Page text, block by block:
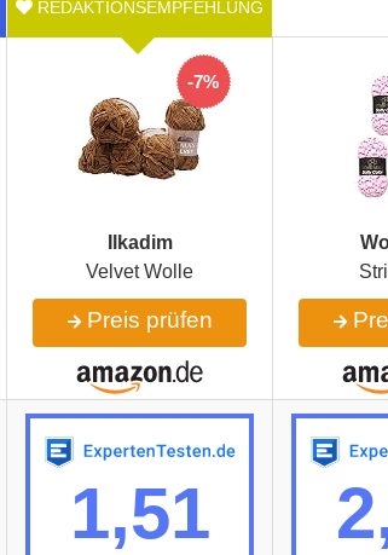
-7%
‎Ilkadim
Velvet Wolle
Preis prüfen
1,51